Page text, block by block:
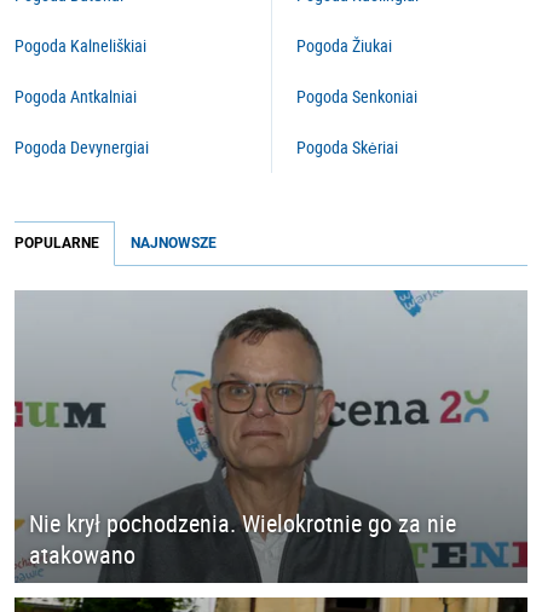
Pogoda Kalneliškiai
Pogoda Antkalniai
Pogoda Devynergiai
Pogoda Žiukai
Pogoda Senkoniai
Pogoda Skėriai
POPULARNE NAJNOWSZE
Nie krył pochodzenia. Wielokrotnie go za nie
atakowano